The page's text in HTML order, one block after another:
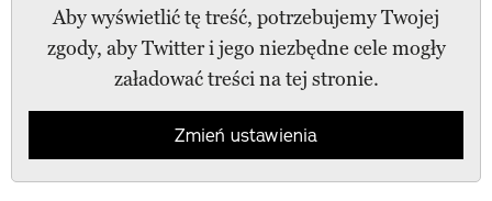
Aby wyświetlić tę treść, potrzebujemy Twojej
zgody, aby Twitter i jego niezbędne cele mogły
załadować treści na tej stronie.
Zmień ustawienia